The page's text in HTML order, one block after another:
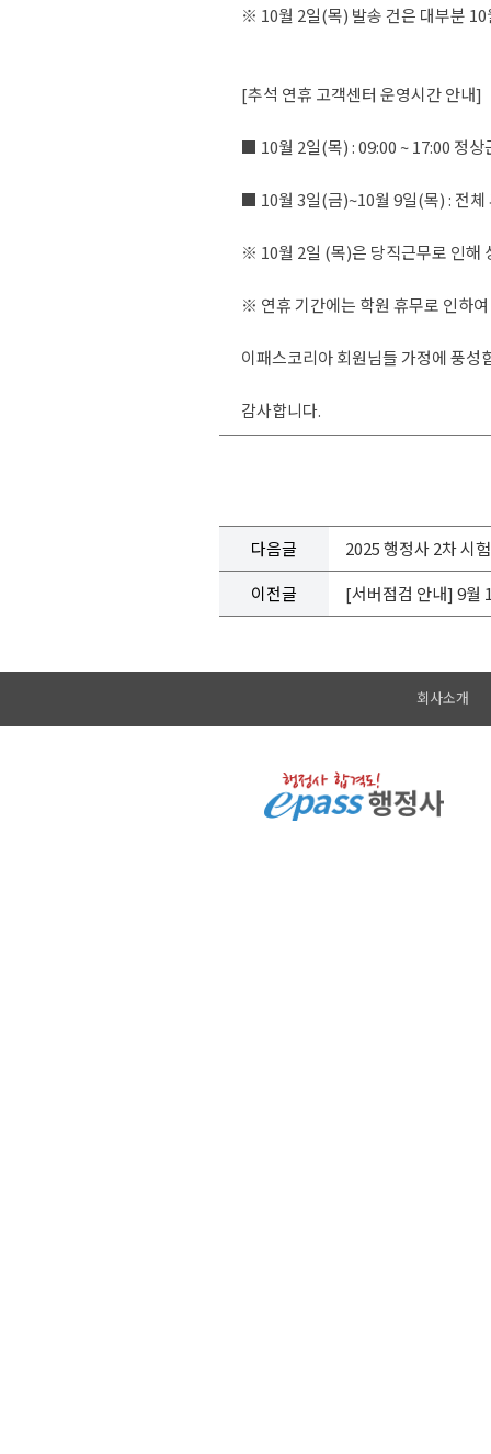
※ 10월 2일(목) 발송 건은 대부분
[추석 연휴 고객센터 운영시간 안내]
■ 10월 2일(목) : 09:00 ~ 17:00 정
■ 10월 3일(금)~10월 9일(목) : 전체
※ 10월 2일 (목)은 당직근무로 인해
※ 연휴 기간에는 학원 휴무로 인하
이패스코리아 회원님들 가정에 풍
감사합니다.
다음글
2025 행정사 2차 시
이전글
[서버점검 안내] 9월
회사소개